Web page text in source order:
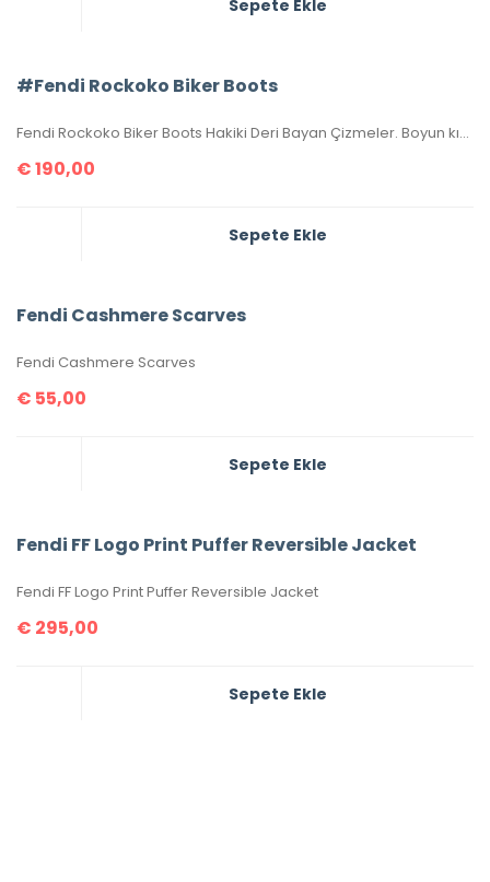
Sepete Ekle
#Fendi Rockoko Biker Boots
Fendi Rockoko Biker Boots Hakiki Deri Bayan Çizmeler. Boyun kısmı yünlü kakar dokuma kumaştır. Yüksek kalite, birebir üründür. 36-37-38-39-40 ölçüler mevcuttur. Topuk yüksekliği 3 cm’dir. Kutulu, toz torbalı, sertifikalıdır.
€190,00
Sepete Ekle
Fendi Cashmere Scarves
Fendi Cashmere Scarves
€ 55,00
Sepete Ekle
Fendi FF Logo Print Puffer Reversible Jacket
Fendi FF Logo Print Puffer Reversible Jacket
€ 295,00
Sepete Ekle